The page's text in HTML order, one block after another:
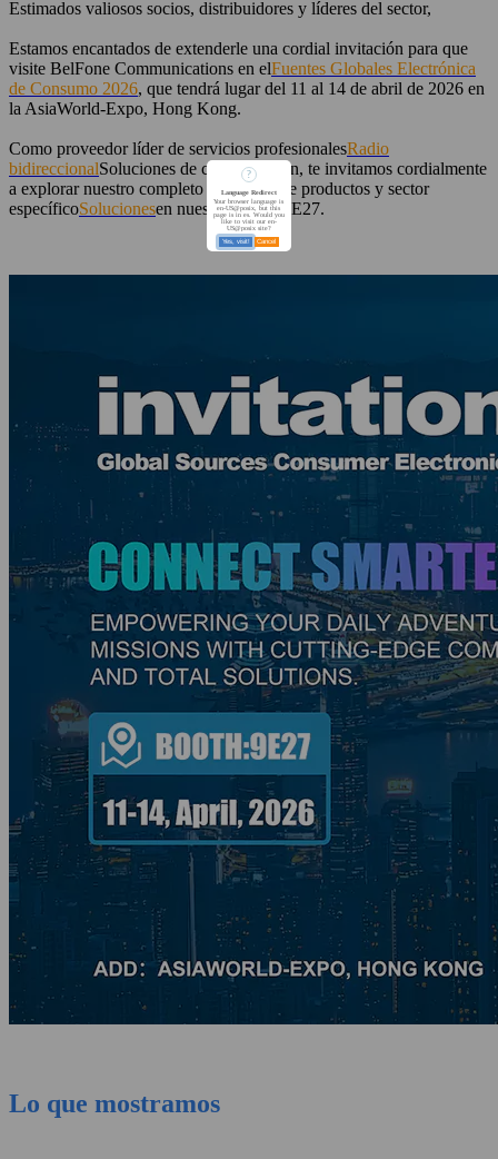
Estimados valiosos socios, distribuidores y líderes del sector,
Estamos encantados de extenderle una cordial invitación para que
visite BelFone Communications en elFuentes Globales Electrónica
de Consumo 2026, que tendrá lugar del 11 al 14 de abril de 2026 en
la AsiaWorld-Expo, Hong Kong.
Como proveedor líder de servicios profesionalesRadio
bidireccionalSoluciones de comunicación, te invitamos cordialmente
a explorar nuestro completo portafolio de productos y sector
específicoSolucionesen nuestro puesto 9E27.
Lo que mostramos
?
Language Redirect
Your browser language is
en-US@posix, but this
page is in es. Would you
like to visit our en-
US@posix site?
Yes, visit! Cancel